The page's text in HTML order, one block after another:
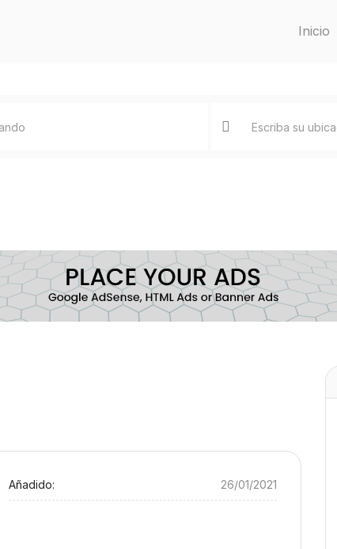
Inicio
Añadido: 26/01/2021